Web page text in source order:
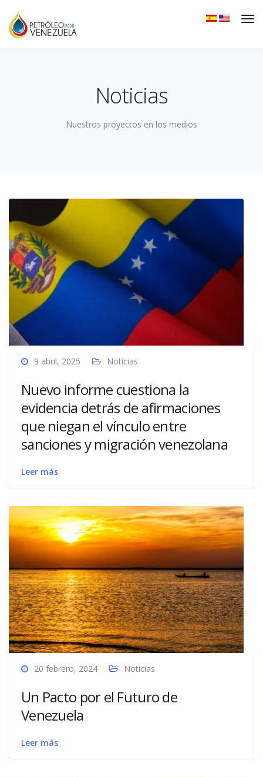
Noticias
Nuestros proyectos en los medios
9 abril, 2025 Noticias
Nuevo informe cuestiona la
evidencia detrás de afirmaciones
que niegan el vínculo entre
sanciones y migración venezolana
Leer más
20 febrero, 2024 Noticias
Un Pacto por el Futuro de
Venezuela
Leer más